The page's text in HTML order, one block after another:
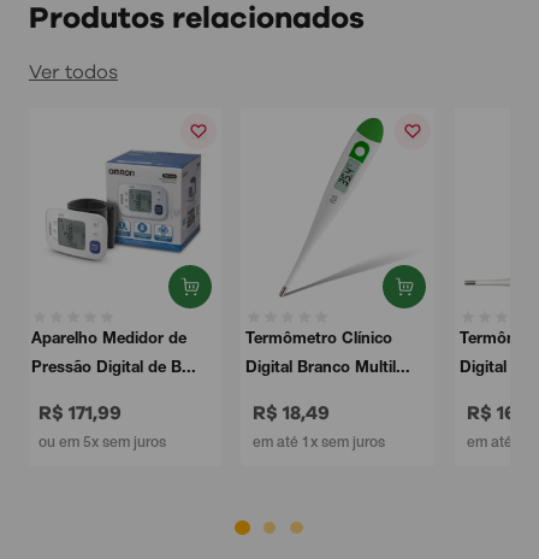
Produtos relacionados
Ver todos
Termômetro Clínico
Digital Branco Multil...
R$ 18,49
em até 1x sem juros
Termômetro Clínico
Digital Multilaser Br...
R$ 16,49
em até 1x sem juros